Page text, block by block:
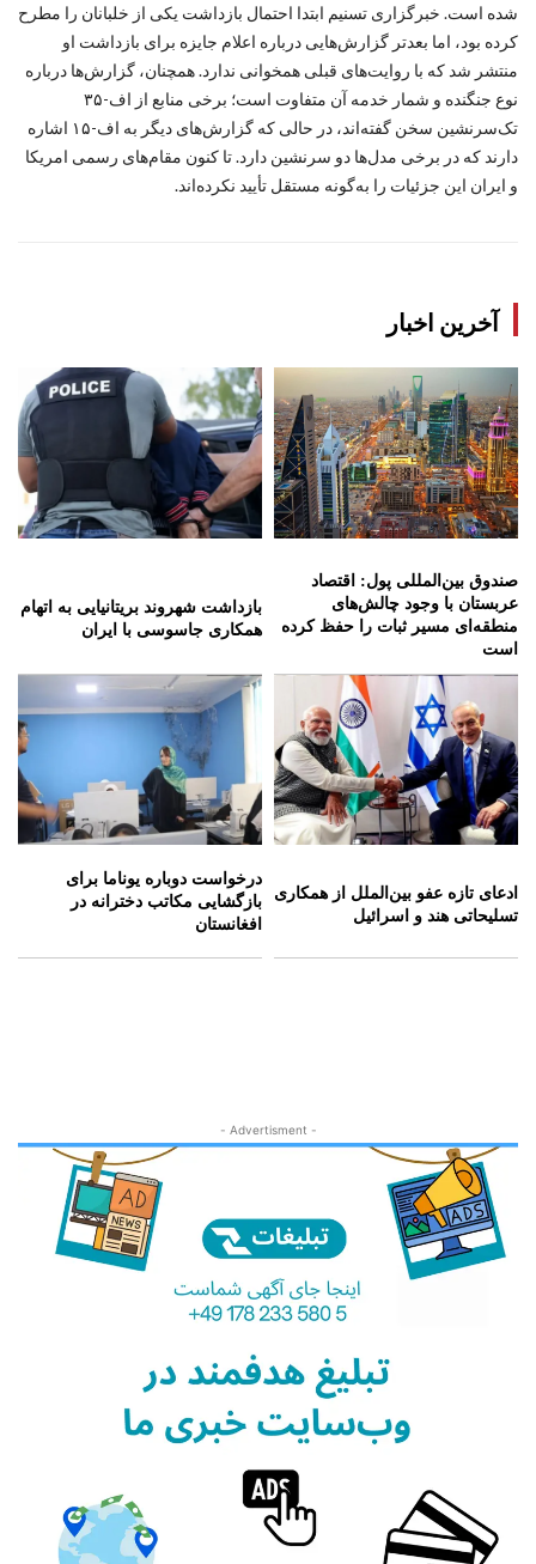
شده است. خبرگزاری تسنیم ابتدا احتمال بازداشت یکی از خلبانان را مطرح
کرده بود، اما بعدتر گزارش‌هایی درباره اعلام جایزه برای بازداشت او
منتشر شد که با روایت‌های قبلی همخوانی ندارد. همچنان، گزارش‌ها درباره
نوع جنگنده و شمار خدمه آن متفاوت است؛ برخی منابع از اف-۳۵
تک‌سرنشین سخن گفته‌اند، در حالی که گزارش‌های دیگر به اف-۱۵ اشاره
دارند که در برخی مدل‌ها دو سرنشین دارد. تا کنون مقام‌های رسمی امریکا
و ایران این جزئیات را به‌گونه مستقل تأیید نکرده‌اند.
آخرین اخبار
صندوق بین‌المللی پول: اقتصاد
عربستان با وجود چالش‌های
منطقه‌ای مسیر ثبات را حفظ کرده
است
بازداشت شهروند بریتانیایی به اتهام
همکاری جاسوسی با ایران
ادعای تازه عفو بین‌الملل از همکاری
تسلیحاتی هند و اسرائیل
درخواست دوباره یوناما برای
بازگشایی مکاتب دخترانه در
افغانستان
- Advertisment -